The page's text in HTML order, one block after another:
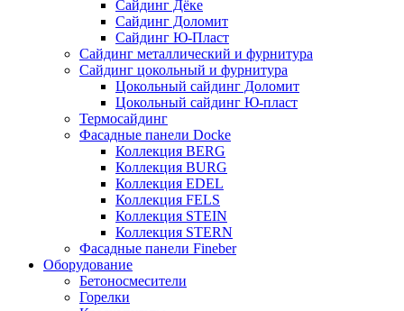
Сайдинг Дёке
Сайдинг Доломит
Сайдинг Ю-Пласт
Сайдинг металлический и фурнитура
Сайдинг цокольный и фурнитура
Цокольный сайдинг Доломит
Цокольный сайдинг Ю-пласт
Термосайдинг
Фасадные панели Docke
Коллекция BERG
Коллекция BURG
Коллекция EDEL
Коллекция FELS
Коллекция STEIN
Коллекция STERN
Фасадные панели Fineber
Оборудование
Бетоносмесители
Горелки